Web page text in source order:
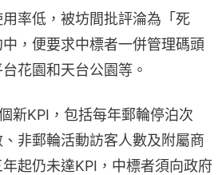
率低，被坊間批評淪為「死
，便要求中標者一併管理碼頭
花園和天台公園等。
新KPI，包括每年郵輪停泊次
非郵輪活動訪客人數及附屬商
起仍未達KPI，中標者須向政府